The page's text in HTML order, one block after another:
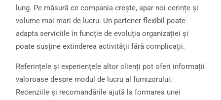
lung. Pe măsură ce compania crește, apar noi cerințe și
volume mai mari de lucru. Un partener flexibil poate
adapta serviciile în funcție de evoluția organizației și
poate susține extinderea activității fără complicații.
Referințele și experiențele altor clienți pot oferi informații
valoroase despre modul de lucru al furnizorului.
Recenziile și recomandările ajută la formarea unei